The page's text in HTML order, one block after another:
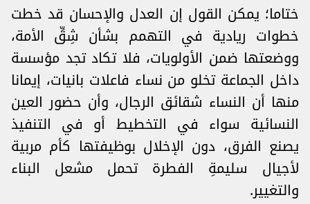
ختاما؛ يمكن القول إن العدل والإحسان قد خطت
خطوات ريادية في التهمم بشأن شِقِّ الأمة،
ووضعتها ضمن الأولويات، فلا تكاد تجد مؤسسة
داخل الجماعة تخلو من نساء فاعلات بانيات، إيمانا
منها أن النساء شقائق الرجال، وأن حضور العين
النسائية سواء في التخطيط أو في التنفيذ
يصنع الفرق، دون الإخلال بوظيفتها كأم مربية
لأجيال سليمةِ الفطرة تحمل مشعل البناء
والتغيير.